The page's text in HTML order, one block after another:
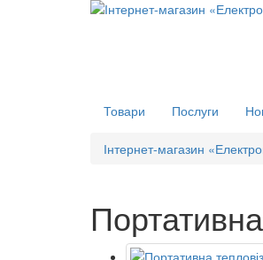
Товари Послуги
Інтернет-магазин